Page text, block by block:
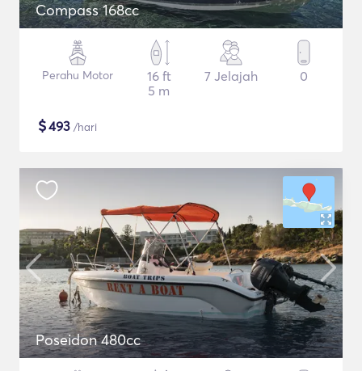
Compass 168cc
Perahu Motor
16 ft
5 m
7 Jelajah 0
$493 /hari
Poseidon 480cc